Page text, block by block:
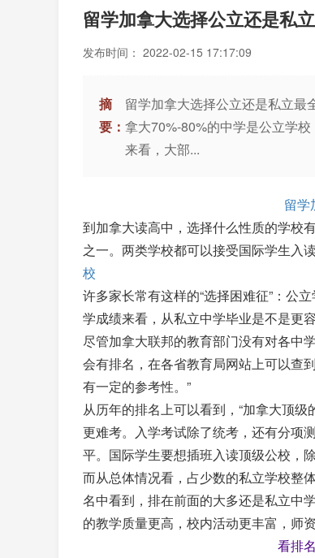
留学加拿大选择公立还是私
发布时间： 2022-02-15 17:17:09
摘
要：
留学加拿大选择公立还是私立最
拿大70%-80%的中学是公立学
来看，大部...
留学
到加拿大读高中，选择什么性质的学校
之一。两类学校都可以接受国际学生入
校
许多家长常有这样的“选择困难征”：公
学成绩来看，从私立中学毕业是不是更
尽管加拿大联邦的教育部门没有对各中
会有排名，在各省教育局网站上可以查
有一定的参考性。”
从历年的排名上可以看到，“加拿大顶
更难考。入学考试除了统考，还有分项
平。国际学生要想插班入读顶级公校，
而从总体情况看，占少数的私立学校整
名中看到，排在前面的大多还是私立中
的教学质量更高，校内活动更丰富，师
看排